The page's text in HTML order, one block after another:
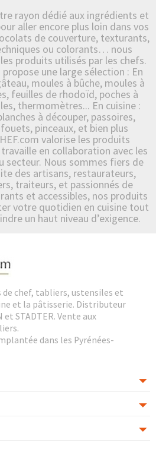
rayon dédié aux ingrédients et
aller encore plus loin dans vos
de couverture, texturants,
ou colorants… nous
produits utilisés par les chefs.
une large sélection : En
moules à bûche, moules à
feuilles de rhodoïd, poches à
thermomètres... En cuisine :
à découper, passoires,
pinceaux, et bien plus
valorise les produits
en collaboration avec les
secteur. Nous sommes fiers de
des artisans, restaurateurs,
traiteurs, et passionnés de
et accessibles, nos produits
votre quotidien en cuisine tout
un haut niveau d’exigence.
de chef, tabliers, ustensiles et
et la pâtisserie. Distributeur
et STADTER. Vente aux
dans les Pyrénées-